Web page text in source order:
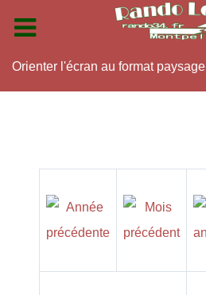
Orienter l'écran au format paysage